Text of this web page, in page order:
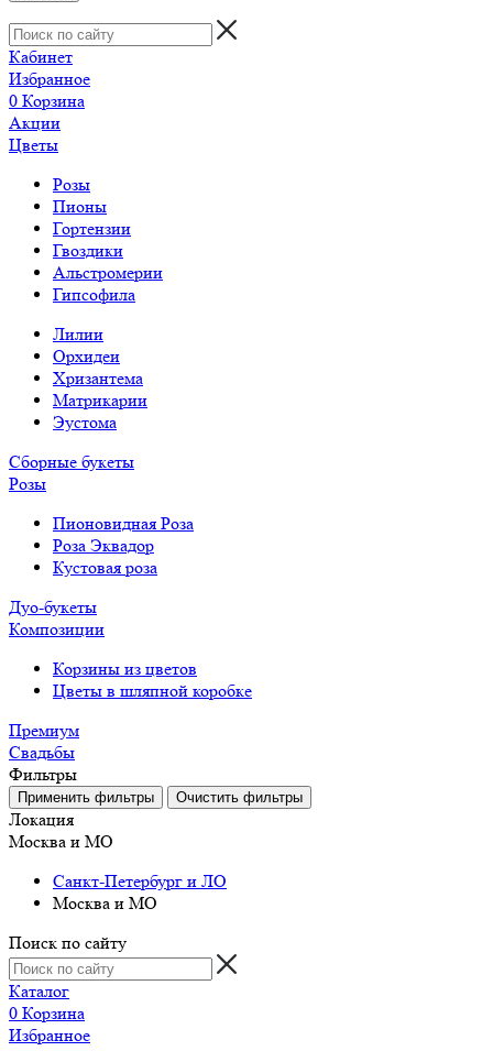
Кабинет
Избранное
0 Корзина
Акции
Цветы
Розы
Пионы
Гортензии
Гвоздики
Альстромерии
Гипсофила
Лилии
Орхидеи
Хризантема
Матрикарии
Эустома
Сборные букеты
Розы
Пионовидная Роза
Роза Эквадор
Кустовая роза
Дуо-букеты
Композиции
Корзины из цветов
Цветы в шляпной коробке
Премиум
Свадьбы
Фильтры
Локация
Москва и МО
Санкт-Петербург и ЛО
Москва и МО
Поиск по сайту
Каталог
0 Корзина
Избранное